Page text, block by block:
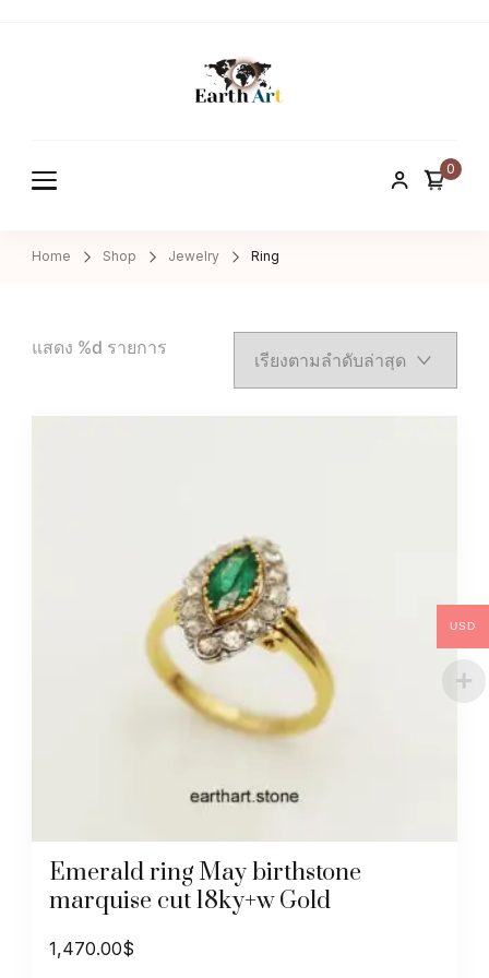
0
Home Shop Jewelry Ring
แสดง %d รายการ
Emerald ring May birthstone
marquise cut 18ky+w Gold
1,470.00$
USD